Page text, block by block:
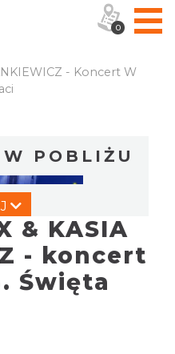
- Koncert W
POBLIŻU
& KASIA
- koncert
Święta
0